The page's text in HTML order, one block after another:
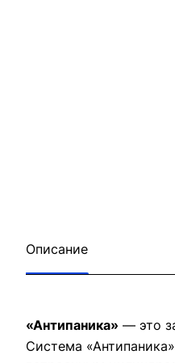
Описание
«Антипаника» — это
Система